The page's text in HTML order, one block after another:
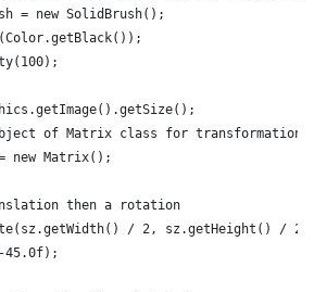
= new SolidBrush();
of Matrix class for transformation
new Matrix();
then a rotation
/ 2,
45.0f);